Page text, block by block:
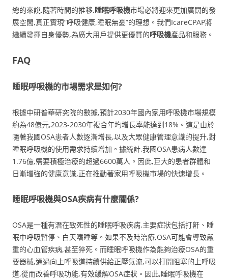
總的來說,隨著時間的推移,睡眠呼吸機市場必將迎來更加廣闊的發
展空間,真正實現”呼吸健康,睡眠無憂”的理想。我們IcareCPAP將
繼續發揮自身優勢,為廣大用戶提供更優質的呼吸機產品和服務。
FAQ
睡眠呼吸機的市場需求是如何?
根據中研普華研究院的數據,預計2030年國內家用呼吸機市場規模
約為48億元,2023-2030年複合年均增長率能達到18%。這是由於
隨著我國OSA患者人數逐漸增長,以及大眾健康管理意識的提升,對
睡眠呼吸機的使用需求持續增加。據統計,我國OSA患病人數達
1.76億,需要積極治療的超過6600萬人。因此,巨大的患者群體和
日漸增強的健康意識,正在推動著家用呼吸機市場的快速增長。
睡眠呼吸機與OSA疾病有什麼關係?
OSA是一種有潛在致死性的睡眠呼吸疾病,主要症狀包括打鼾、睡
眠中呼吸暫停、白天嗜睡等。如果不及時治療,OSA可能會導致嚴
重的心血管疾病,甚至猝死。而睡眠呼吸機作為能夠治療OSA的重
要器械,通過向上呼吸道持續供給正壓氣流,可以打開阻塞的上呼吸
道,從而改善呼吸功能,有效緩解OSA症狀。因此,睡眠呼吸機在